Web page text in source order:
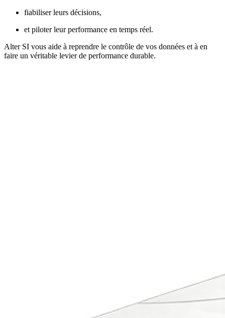
fiabiliser leurs décisions,
et piloter leur performance en temps réel.
Alter SI vous aide à reprendre le contrôle de vos données et à en
faire un véritable levier de performance durable.